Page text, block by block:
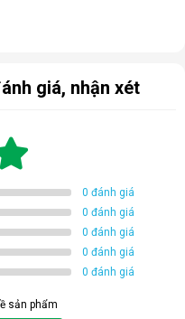
giá, nhận xét
0 đánh giá
0 đánh giá
0 đánh giá
0 đánh giá
0 đánh giá
sản phẩm